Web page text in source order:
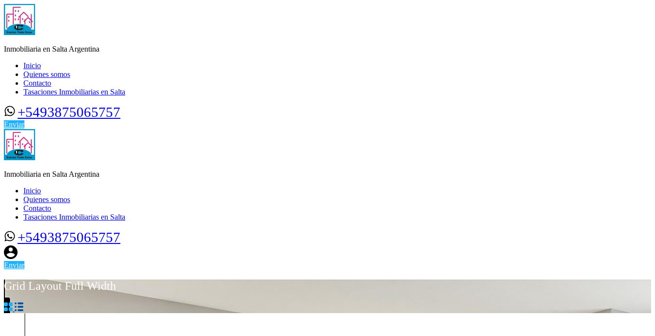
Inmobiliaria en Salta Argentina
Inicio
Quienes somos
Contacto
Tasaciones Inmobiliarias en Salta
+5493875065757
Enviar
Inmobiliaria en Salta Argentina
Inicio
Quienes somos
Contacto
Tasaciones Inmobiliarias en Salta
+5493875065757
Enviar
Grid Layout Full Width